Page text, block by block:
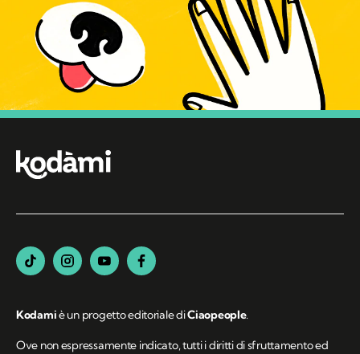
Kodamiè un progetto editoriale diCiaopeople.
Ove non espressamente indicato, tutti i diritti di sfruttamento ed